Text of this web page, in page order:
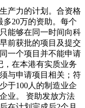
产力的计划。合资格
20万的资助。每个
能够在同一时间向科
前获批的项目及提交
一个项目并不能申请
，在本港有实质业务
与申请项目相关；符
于100人的制造业企
业。 资助发放方法